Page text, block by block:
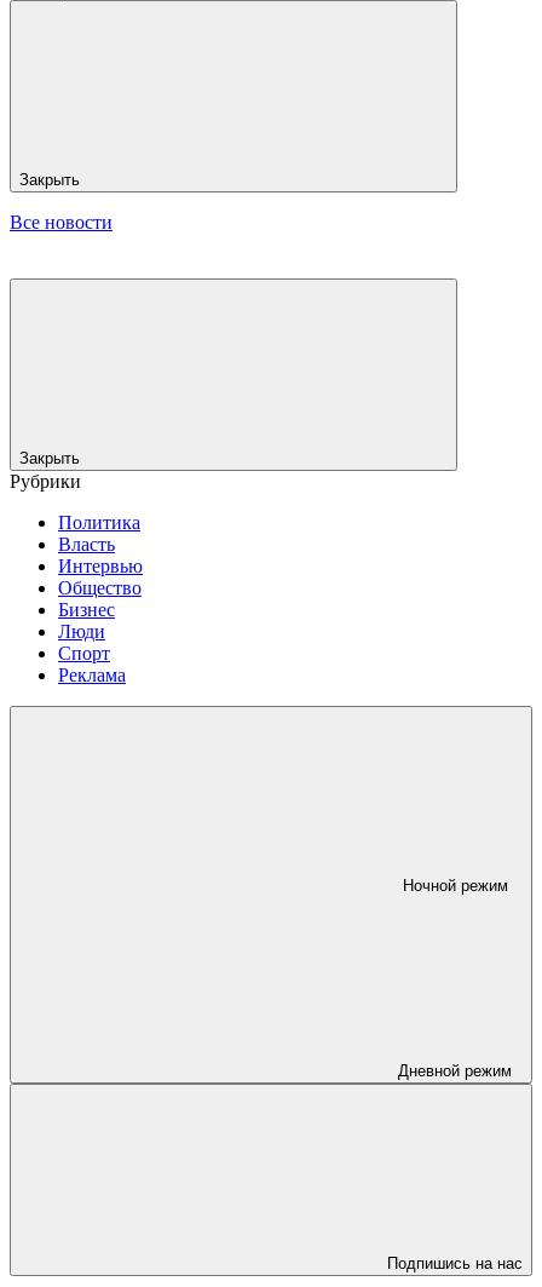
Закрыть
Все новости
Закрыть
Рубрики
Политика
Власть
Интервью
Общество
Бизнес
Люди
Спорт
Реклама
Ночной режим
Дневной режим
Подпишись на нас